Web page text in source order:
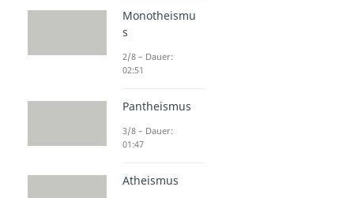
Monotheismu
s
2/8 – Dauer:
02:51
Pantheismus
3/8 – Dauer:
01:47
Atheismus